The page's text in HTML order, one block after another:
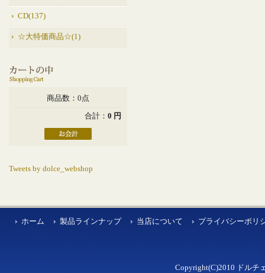
CD(137)
☆大特価商品☆(1)
商品数：0点
合計： 0 円
Tweets by dolce_webshop
ホーム 製品ラインナップ 当店について プライバシーポリ
Copyright(C)2010 ドルチ